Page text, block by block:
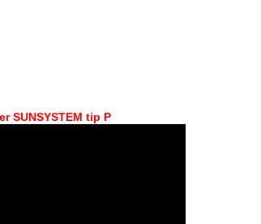
SUNSYSTEM tip P